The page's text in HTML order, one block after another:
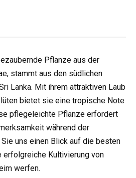
Pflanze aus der
stammt aus den südlichen
Lanka. Mit ihrem attraktiven Laub
bietet sie eine tropische Note
pflegeleichte Pflanze erfordert
während der
uns einen Blick auf die besten
Kultivierung von
werfen.